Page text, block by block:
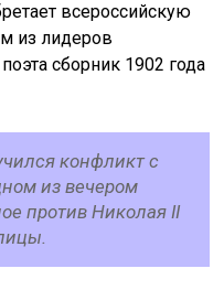
всероссийскую
из лидеров
сборник 1902 года
конфликт с
из вечером
против Николая II